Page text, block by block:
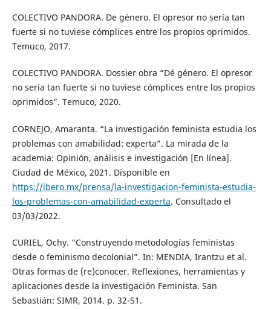
COLECTIVO PANDORA. De género. El opresor no sería tan
fuerte si no tuviese cómplices entre los propios oprimidos.
Temuco, 2017.
COLECTIVO PANDORA. Dossier obra “Dé género. El opresor
no sería tan fuerte si no tuviese cómplices entre los propios
oprimidos”. Temuco, 2020.
CORNEJO, Amaranta. “La investigación feminista estudia los
problemas con amabilidad: experta”. La mirada de la
academia: Opinión, análisis e investigación [En línea].
Ciudad de México, 2021. Disponible en
https://ibero.mx/prensa/la-investigacion-feminista-estudia-
los-problemas-con-amabilidad-experta. Consultado el
03/03/2022.
CURIEL, Ochy. “Construyendo metodologías feministas
desde o feminismo decolonial”. In: MENDIA, Irantzu et al.
Otras formas de (re)conocer. Reflexiones, herramientas y
aplicaciones desde la investigación Feminista. San
Sebastián: SIMR, 2014. p. 32-51.